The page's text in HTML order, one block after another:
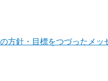
方針・目標をつづったメッ